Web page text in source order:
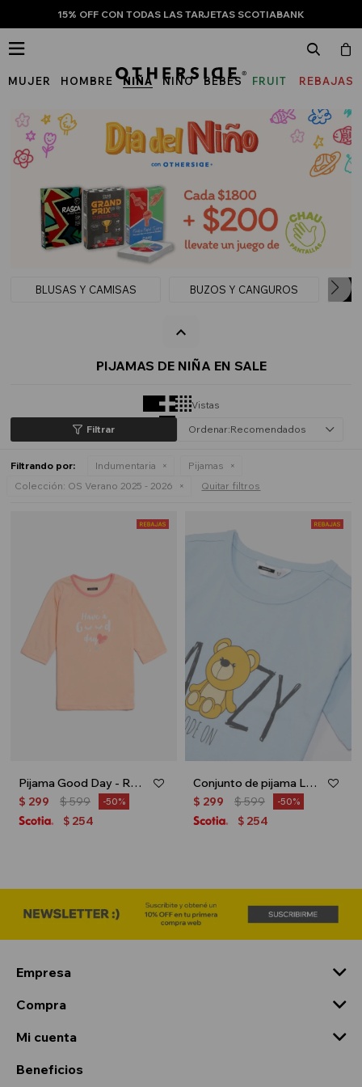
15% OFF CON TODAS LAS TARJETAS SCOTIABANK
MUJER HOMBRE NIÑA NIÑO BEBÉS
FRUIT
THE
LOOM
REBAJAS

BLUSAS Y CAMISAS BUZOS Y CANGUROS
PIJAMAS DE NIÑA EN SALE
Vistas
Recomendados
Filtrando por: Indumentaria
Pijamas
Colección: OS Verano 2025 - 2026 Quitar filtros
Pijama Good Day - Rosa
$ 299 $599 50
$ 254
Conjunto de pijama Lazy - Celeste
$ 299 $599 50
$ 254
Empresa
Compra
Mi cuenta
Beneficios